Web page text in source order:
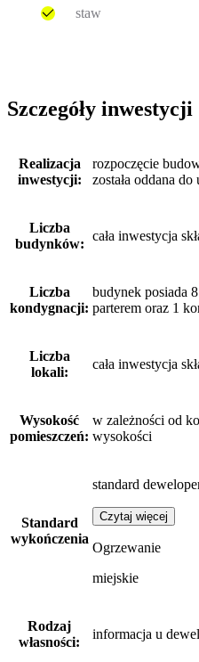
staw
Szczegóły inwestycji
Realizacja
inwestycji:
rozpoczęcie
została oddana
Liczba
budynków:
cała inwestycja
Liczba
kondygnacji:
budynek posiada
parterem oraz 1
Liczba
lokali:
cała inwestycja
Wysokość
pomieszczeń:
w zależności od
wysokości
Standard
wykończenia
standard
Czytaj więcej
Ogrzewanie
miejskie
Rodzaj
własności:
informacja u